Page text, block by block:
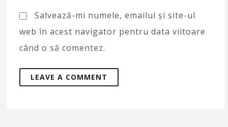
Salvează-mi numele, emailul și site-ul
web în acest navigator pentru data viitoare
când o să comentez.